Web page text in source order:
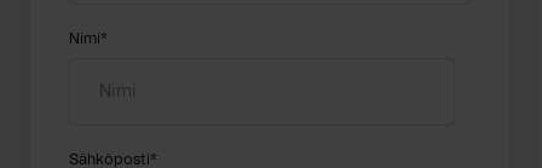
Nimi*
Sähköposti*